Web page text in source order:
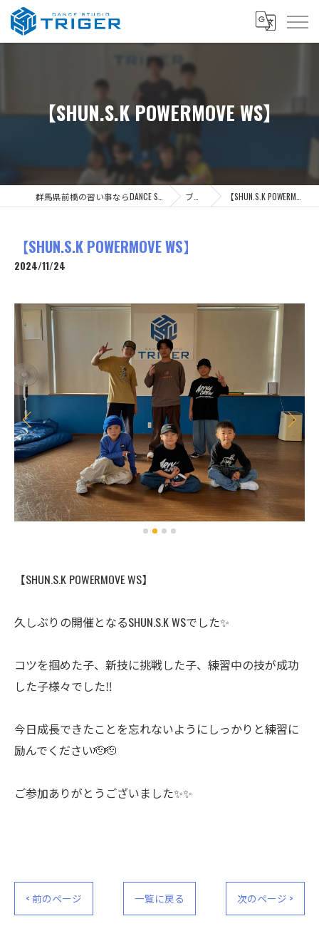
【SHUN.S.K POWERMOVE WS】
ブログ 【SHUN.S.K POWERMOVE WS】
【SHUN.S.K POWERMOVE WS】
2024/11/24
【SHUN.S.K POWERMOVE WS】
久しぶりの開催となるSHUN.S.K WSでした✨
コツを掴めた子、新技に挑戦した子、練習中の技が成功
した子様々でした‼️
今日成長できたことを忘れないようにしっかりと練習に
励んでください🫡🫡
ご参加ありがとうございました✨✨
< 前のページ 一覧に戻る 次のページ >